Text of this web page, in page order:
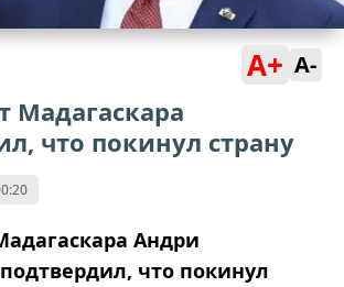
A+ A-
Мадагаскара
что покинул страну
Андри
что покинул